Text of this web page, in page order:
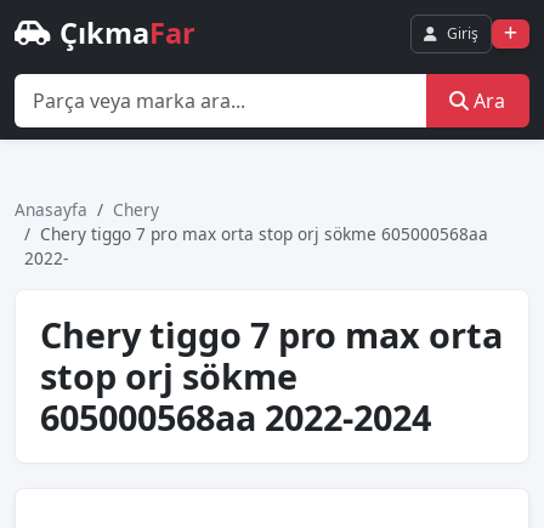
ÇıkmaFar Giriş
Ara
Anasayfa
Chery
Chery ti̇ggo 7 pro max orta stop orj sökme 605000568aa
2022-
Chery ti̇ggo 7 pro max orta
stop orj sökme
605000568aa 2022-2024